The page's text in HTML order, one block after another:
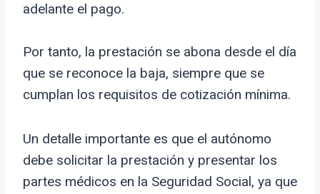
adelante el pago.
Por tanto, la prestación se abona desde el día
que se reconoce la baja, siempre que se
cumplan los requisitos de cotización mínima.
Un detalle importante es que el autónomo
debe solicitar la prestación y presentar los
partes médicos en la Seguridad Social, ya que